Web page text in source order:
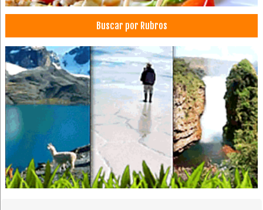
Empresas de Construcción
Material para Decoraciones
Diseño de Interiores
Arquitectura
Arquitectos
Consultoras, Empresas
Decoración de Interiores
Instalación de Stand
Administración, Asesores en
Auditores
Buscar por Rubros